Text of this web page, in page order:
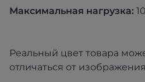
Максимальная нагрузка:
Реальный цвет товара
отличаться от